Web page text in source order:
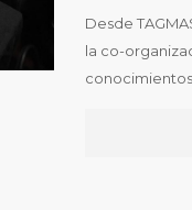
Desde
la co-